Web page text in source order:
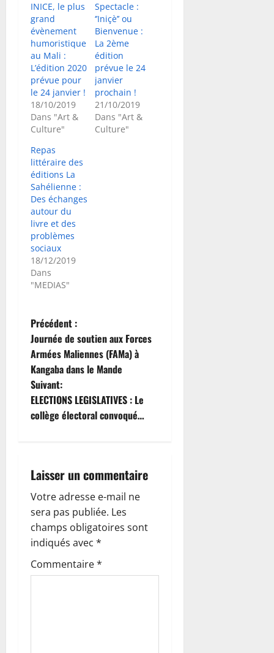
INICE, le plus
grand
évènement
humoristique
au Mali :
L’édition 2020
prévue pour
le 24 janvier !
18/10/2019
Dans "Art &
Culture"
Spectacle :
‘’Iniçè’’ ou
Bienvenue :
La 2ème
édition
prévue le 24
janvier
prochain !
21/10/2019
Dans "Art &
Culture"
Repas
littéraire des
éditions La
Sahélienne :
Des échanges
autour du
livre et des
problèmes
sociaux
18/12/2019
Dans
"MEDIAS"
N
a
v
i
t
i
o
n
d
Précédent :
Journée de soutien aux Forces
Armées Maliennes (FAMa) à
Kangaba dans le Mande
Suivant:
ELECTIONS LEGISLATIVES : Le
collège électoral convoqué…
Laisser un commentaire
Votre adresse e-mail ne
sera pas publiée. Les
champs obligatoires sont
indiqués avec *
Commentaire*